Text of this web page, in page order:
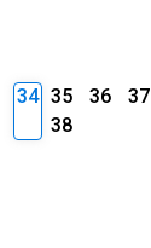
34 35 36
37
38